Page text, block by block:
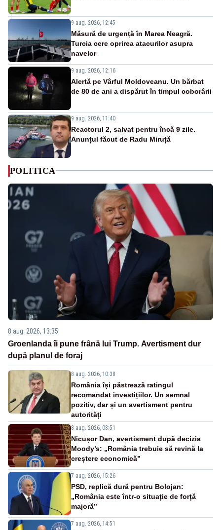
9 aug. 2026, 12:45
Măsură de urgență în Marea Neagră.
Turcia cere oprirea atacurilor asupra
navelor
9 aug. 2026, 12:16
Alertă pe Vârful Moldoveanu. Un bărbat
de 80 de ani a dispărut în timpul coborârii
9 aug. 2026, 11:40
Reactorul 2, salvat pentru încă 9 zile.
Anunțul făcut de Radu Miruță
POLITICA
8 aug. 2026, 13:35
Groenlanda îi pune frână lui Trump. Avertisment dur
după planul de foraj
8 aug. 2026, 10:38
România își păstrează ratingul
recomandat investițiilor. Un semnal
pozitiv, dar și un avertisment pentru
autorități
8 aug. 2026, 08:51
Nicușor Dan, avertisment după decizia
Moody’s: „România trebuie să revină la
creștere economică”
7 aug. 2026, 15:26
PSD, replică dură pentru Bolojan:
„România este într-o situație de forță
majoră”
7 aug. 2026, 14:51